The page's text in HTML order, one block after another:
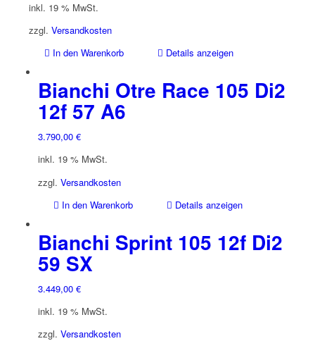
inkl. 19 % MwSt.
zzgl. Versandkosten
In den Warenkorb
Details anzeigen
Bianchi Otre Race 105 Di2
12f 57 A6
3.790,00 €
inkl. 19 % MwSt.
zzgl. Versandkosten
In den Warenkorb
Details anzeigen
Bianchi Sprint 105 12f Di2
59 SX
3.449,00 €
inkl. 19 % MwSt.
zzgl. Versandkosten